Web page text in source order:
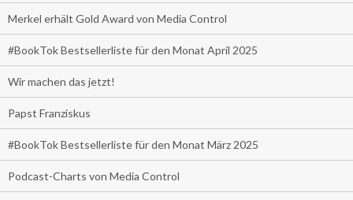
Merkel erhält Gold Award von Media Control
#BookTok Bestsellerliste für den Monat April 2025
Wir machen das jetzt!
Papst Franziskus
#BookTok Bestsellerliste für den Monat März 2025
Podcast-Charts von Media Control